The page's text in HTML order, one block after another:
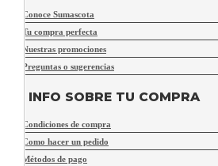
Conoce Sumascota
Tu compra perfecta
Nuestras promociones
Preguntas o sugerencias
INFO SOBRE TU COMPRA
Condiciones de compra
Como hacer un pedido
Métodos de pago